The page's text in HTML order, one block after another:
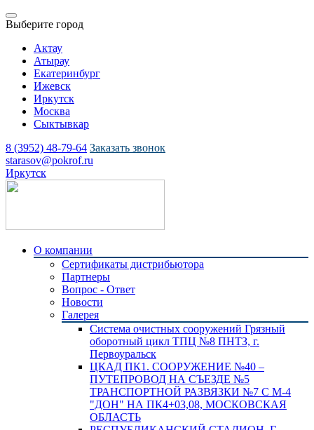
Выберите город
Актау
Атырау
Екатеринбург
Ижевск
Иркутск
Москва
Сыктывкар
8 (3952) 48-79-64 Заказать звонок
starasov@pokrof.ru
Иркутск
О компании
Сертификаты дистрибьютора
Партнеры
Вопрос - Ответ
Новости
Галерея
Система очистных сооружений Грязный
оборотный цикл ТПЦ №8 ПНТЗ, г.
Первоуральск
ЦКАД ПК1. СООРУЖЕНИЕ №40 –
ПУТЕПРОВОД НА СЪЕЗДЕ №5
ТРАНСПОРТНОЙ РАЗВЯЗКИ №7 С М-4
"ДОН" НА ПК4+03,08, МОСКОВСКАЯ
ОБЛАСТЬ